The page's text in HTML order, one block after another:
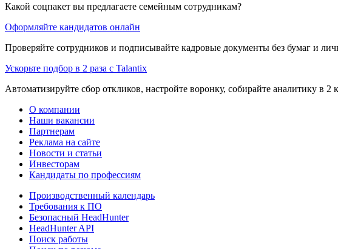
Какой соцпакет вы предлагаете семейным сотрудникам?
Оформляйте кандидатов онлайн
Проверяйте сотрудников и подписывайте кадровые документы без бумаг и
Ускорьте подбор в 2 раза с Talantix
Автоматизируйте сбор откликов, настройте воронку, собирайте аналитику в 2
О компании
Наши вакансии
Партнерам
Реклама на сайте
Новости и статьи
Инвесторам
Кандидаты по профессиям
Производственный календарь
Требования к ПО
Безопасный HeadHunter
HeadHunter API
Поиск работы